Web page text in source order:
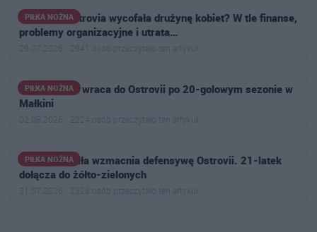
PIŁKA NOŻNA
Dlaczego Ostrovia wycofała drużynę kobiet? W tle finanse,
problemy organizacyjne i utrata…
29.07.2026 · 2941 osób przeczytało ten artykuł
PIŁKA NOŻNA
Antoni Polak wraca do Ostrovii po 20-golowym sezonie w
Małkini
02.08.2026 · 2224 osób przeczytało ten artykuł
PIŁKA NOŻNA
Jakub Ruchała wzmacnia defensywę Ostrovii. 21-latek
dołącza do żółto-zielonych
31.07.2026 · 2328 osób przeczytało ten artykuł